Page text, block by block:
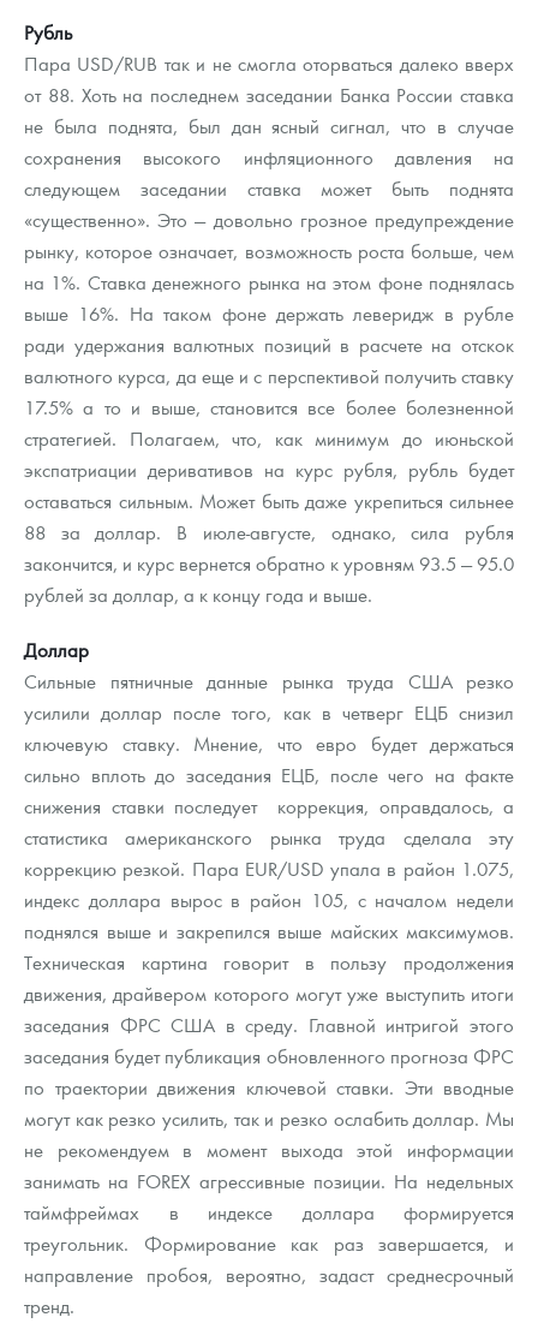
Рубль
Пара USD/RUB так и не смогла оторваться далеко вверх
от 88. Хоть на последнем заседании Банка России ставка
не была поднята, был дан ясный сигнал, что в случае
сохранения высокого инфляционного давления на
следующем заседании ставка может быть поднята
«существенно». Это — довольно грозное предупреждение
рынку, которое означает, возможность роста больше, чем
на 1%. Ставка денежного рынка на этом фоне поднялась
выше 16%. На таком фоне держать леверидж в рубле
ради удержания валютных позиций в расчете на отскок
валютного курса, да еще и с перспективой получить ставку
17.5% а то и выше, становится все более болезненной
стратегией. Полагаем, что, как минимум до июньской
экспатриации деривативов на курс рубля, рубль будет
оставаться сильным. Может быть даже укрепиться сильнее
88 за доллар. В июле-августе, однако, сила рубля
закончится, и курс вернется обратно к уровням 93.5 — 95.0
рублей за доллар, а к концу года и выше.
Доллар
Сильные пятничные данные рынка труда США резко
усилили доллар после того, как в четверг ЕЦБ снизил
ключевую ставку. Мнение, что евро будет держаться
сильно вплоть до заседания ЕЦБ, после чего на факте
снижения ставки последует коррекция, оправдалось, а
статистика американского рынка труда сделала эту
коррекцию резкой. Пара EUR/USD упала в район 1.075,
индекс доллара вырос в район 105, с началом недели
поднялся выше и закрепился выше майских максимумов.
Техническая картина говорит в пользу продолжения
движения, драйвером которого могут уже выступить итоги
заседания ФРС США в среду. Главной интригой этого
заседания будет публикация обновленного прогноза ФРС
по траектории движения ключевой ставки. Эти вводные
могут как резко усилить, так и резко ослабить доллар. Мы
не рекомендуем в момент выхода этой информации
занимать на FOREX агрессивные позиции. На недельных
таймфреймах в индексе доллара формируется
треугольник. Формирование как раз завершается, и
направление пробоя, вероятно, задаст среднесрочный
тренд.